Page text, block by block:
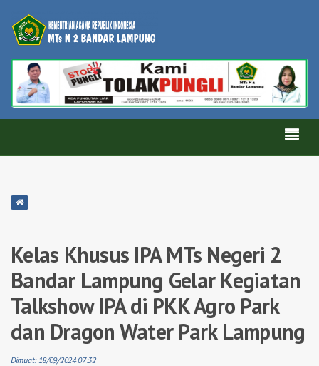
Kelas Khusus IPA MTs Negeri 2
Bandar Lampung Gelar Kegiatan
Talkshow IPA di PKK Agro Park
dan Dragon Water Park Lampung
Dimuat: 18/09/2024 07:32